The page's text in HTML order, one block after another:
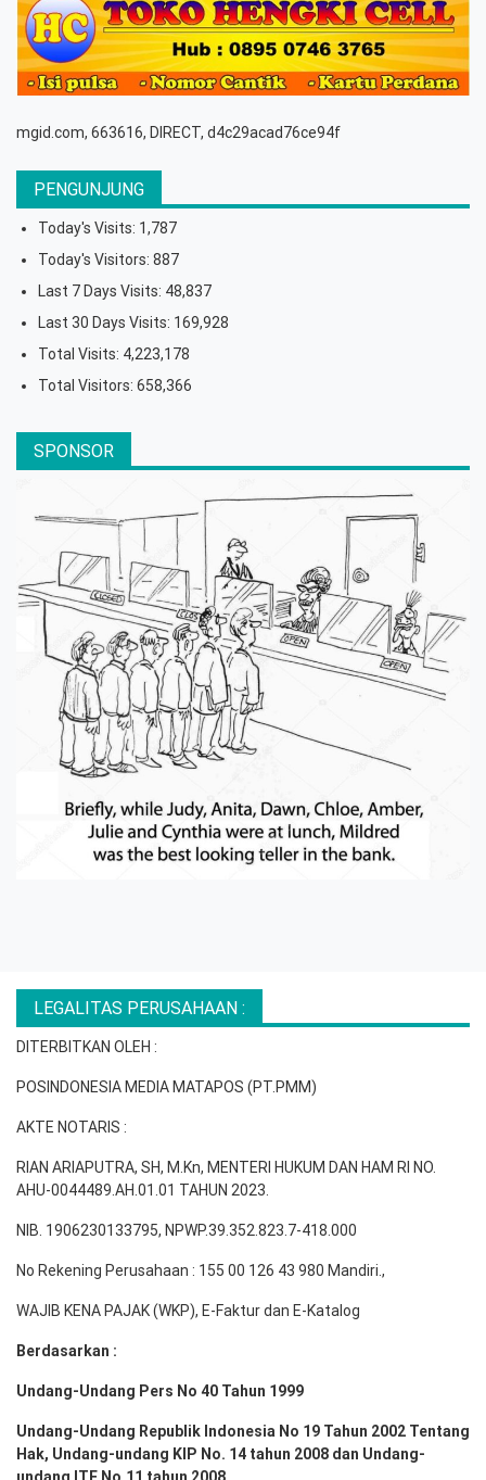
mgid.com, 663616, DIRECT, d4c29acad76ce94f
PENGUNJUNG
Today's Visits: 1,787
Today's Visitors: 887
Last 7 Days Visits: 48,837
Last 30 Days Visits: 169,928
Total Visits: 4,223,178
Total Visitors: 658,366
SPONSOR
LEGALITAS PERUSAHAAN :
DITERBITKAN OLEH :
POSINDONESIA MEDIA MATAPOS (PT.PMM)
AKTE NOTARIS :
RIAN ARIAPUTRA, SH, M.Kn, MENTERI HUKUM DAN HAM RI NO.
AHU-0044489.AH.01.01 TAHUN 2023.
NIB. 1906230133795, NPWP.39.352.823.7-418.000
No Rekening Perusahaan : 155 00 126 43 980 Mandiri.,
WAJIB KENA PAJAK (WKP), E-Faktur dan E-Katalog
Berdasarkan :
Undang-Undang Pers No 40 Tahun 1999
Undang-Undang Republik Indonesia No 19 Tahun 2002 Tentang
Hak, Undang-undang KIP No. 14 tahun 2008 dan Undang-